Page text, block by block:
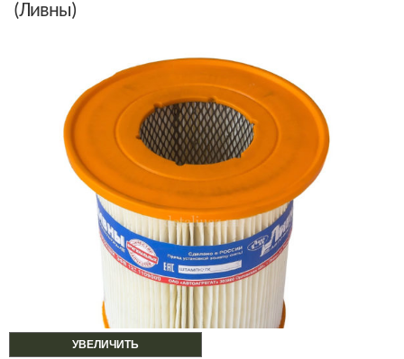
УВЕЛИЧИТЬ
(Ливны)